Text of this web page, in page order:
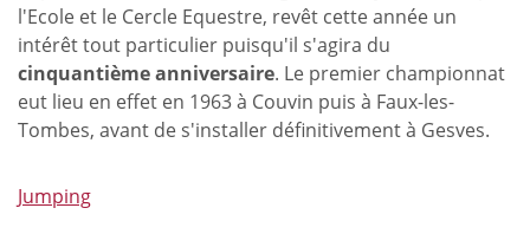
des
Jeunes
Chevaux
l'Ecole et le Cercle Equestre, revêt cette année un
intérêt tout particulier puisqu'il s'agira du
cinquantième anniversaire. Le premier championnat
eut lieu en effet en 1963 à Couvin puis à Faux-les-
Tombes, avant de s'installer définitivement à Gesves.
Jumping